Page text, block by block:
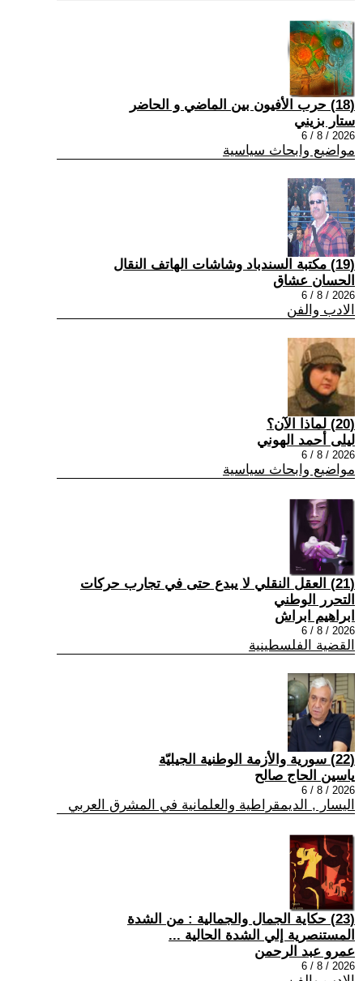
(18) حرب الأفيون بين الماضي و الحاضر
ستار بزيني
2026 / 8 / 6
مواضيع وابحاث سياسية
(19) مكتبة السندباد وشاشات الهاتف النقال
الحسان عشاق
2026 / 8 / 6
الادب والفن
(20) لماذا الآن؟
ليلى أحمد الهوني
2026 / 8 / 6
مواضيع وابحاث سياسية
(21) العقل النقلي لا يبدع حتى في تجارب حركات
التحرر الوطني
ابراهيم ابراش
2026 / 8 / 6
القضية الفلسطينية
(22) سورية والأزمة الوطنية الجيليّة
ياسين الحاج صالح
2026 / 8 / 6
اليسار , الديمقراطية والعلمانية في المشرق العربي
(23) حكاية الجمال والجمالية : من الشدة
المستنصرية إلي الشدة الحالية ...
عمرو عبد الرحمن
2026 / 8 / 6